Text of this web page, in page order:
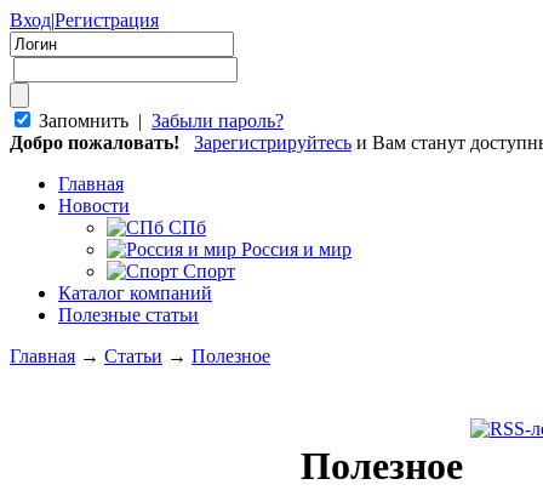
Вход|Регистрация
Запомнить | Забыли пароль?
Добро пожаловать!
Зарегистрируйтесь и Вам станут
Главная
Новости
СПб
Россия и мир
Спорт
Каталог компаний
Полезные статьи
Главная → Статьи → Полезное
Полезное